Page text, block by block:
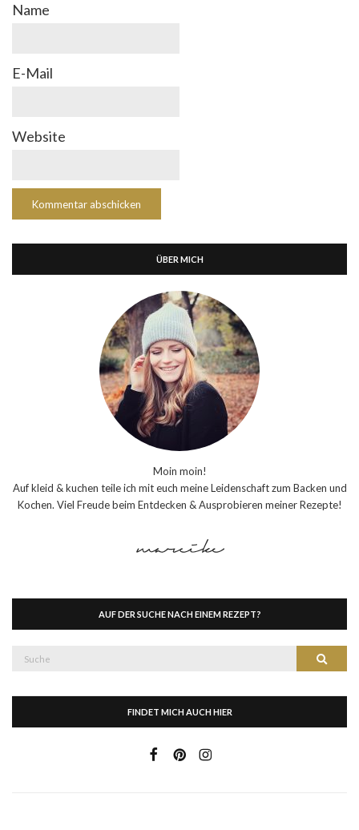
Name
E-Mail
Website
ÜBER MICH
Moin moin!
Auf kleid & kuchen teile ich mit euch meine Leidenschaft zum Backen und
Kochen. Viel Freude beim Entdecken & Ausprobieren meiner Rezepte!
AUF DER SUCHE NACH EINEM REZEPT?
Suche
FINDET MICH AUCH HIER